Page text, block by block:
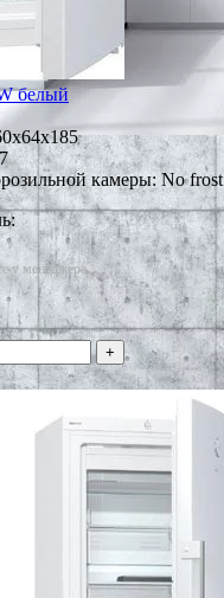
белый
камеры: No frost
у менеджера
+